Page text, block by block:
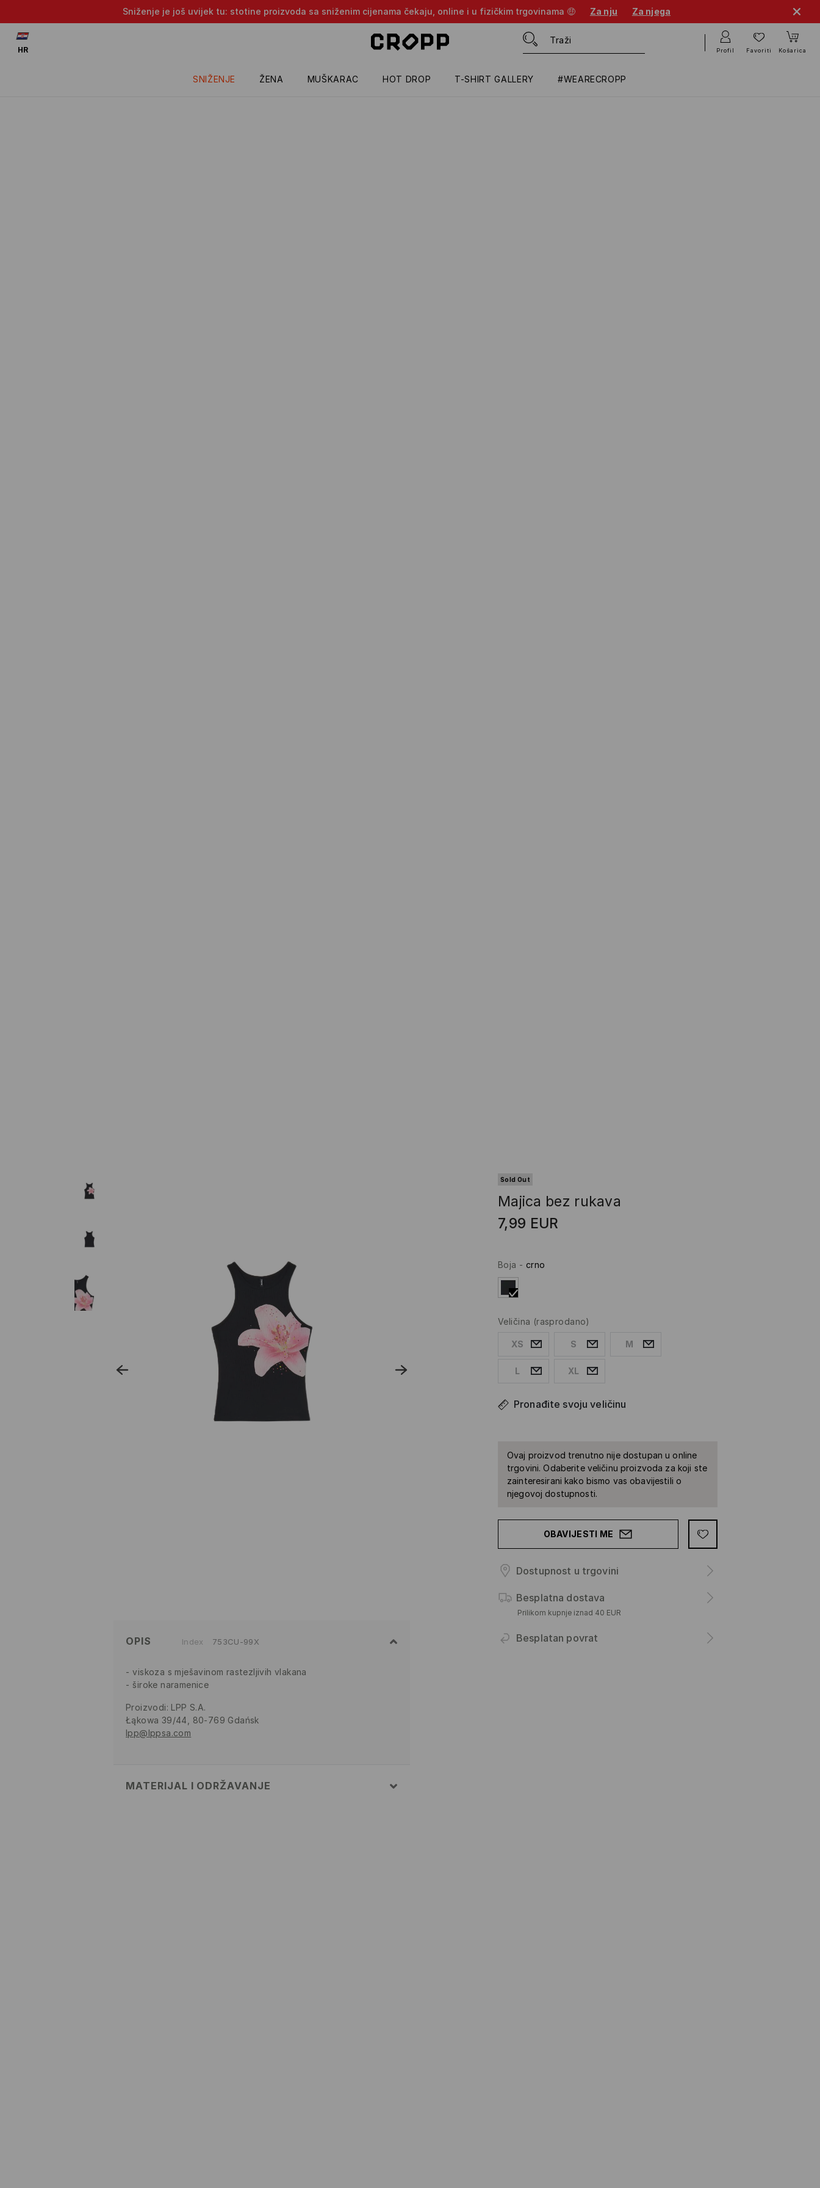
Sniženje je još uvijek tu: stotine proizvoda sa sniženim cijenama čekaju, online i u fizičkim trgovinama 🤑 Za nju Za njega
SNIŽENJE ŽENA MUŠKARAC HOT DROP T-SHIRT GALLERY #WEARECROPP
HR Profil Favoriti Košarica
Sold Out
Majica bez rukava
7,99 EUR
Boja - crno
Veličina (rasprodano)
XS S M
L XL
Pronađite svoju veličinu
Ovaj proizvod trenutno nije dostupan u online
trgovini. Odaberite veličinu proizvoda za koji ste
zainteresirani kako bismo vas obavijestili o
njegovoj dostupnosti.
OBAVIJESTI ME
Dostupnost u trgovini
Besplatna dostava
Prilikom kupnje iznad 40 EUR
Besplatan povrat
OPIS Index 753CU-99X
viskoza s mješavinom rastezljivih vlakana
široke naramenice
Proizvodi: LPP S.A.
Łąkowa 39/44, 80-769 Gdańsk
lpp@lppsa.com
MATERIJAL I ODRŽAVANJE